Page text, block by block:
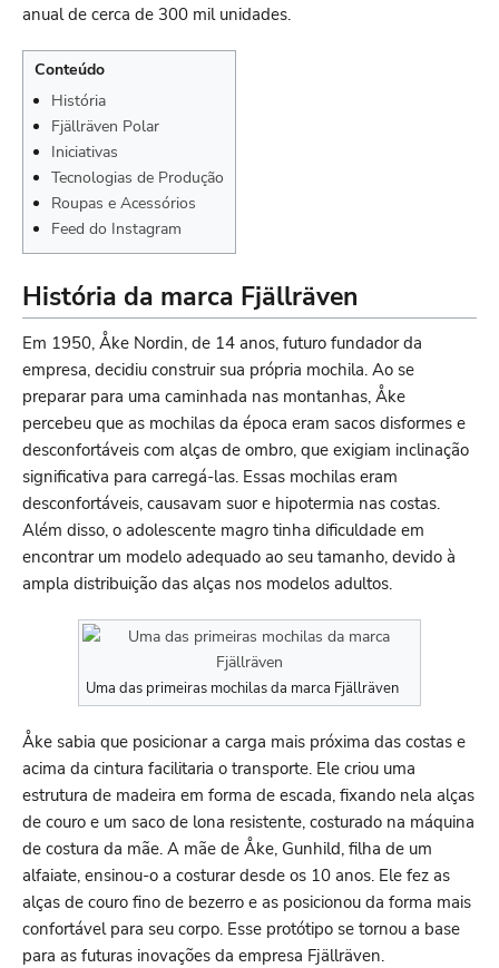
anual de cerca de 300 mil unidades.
Conteúdo
História
Fjällräven Polar
Iniciativas
Tecnologias de Produção
Roupas e Acessórios
Feed do Instagram
História da marca Fjällräven
Em 1950, Åke Nordin, de 14 anos, futuro fundador da
empresa, decidiu construir sua própria mochila. Ao se
preparar para uma caminhada nas montanhas, Åke
percebeu que as mochilas da época eram sacos disformes e
desconfortáveis com alças de ombro, que exigiam inclinação
significativa para carregá-las. Essas mochilas eram
desconfortáveis, causavam suor e hipotermia nas costas.
Além disso, o adolescente magro tinha dificuldade em
encontrar um modelo adequado ao seu tamanho, devido à
ampla distribuição das alças nos modelos adultos.
Uma das primeiras mochilas da marca Fjällräven
Åke sabia que posicionar a carga mais próxima das costas e
acima da cintura facilitaria o transporte. Ele criou uma
estrutura de madeira em forma de escada, fixando nela alças
de couro e um saco de lona resistente, costurado na máquina
de costura da mãe. A mãe de Åke, Gunhild, filha de um
alfaiate, ensinou-o a costurar desde os 10 anos. Ele fez as
alças de couro fino de bezerro e as posicionou da forma mais
confortável para seu corpo. Esse protótipo se tornou a base
para as futuras inovações da empresa Fjällräven.